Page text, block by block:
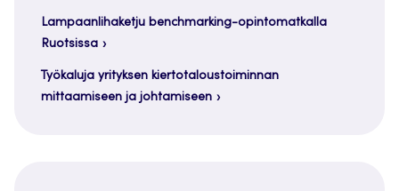
Lampaanlihaketju benchmarking-opintomatkalla
Ruotsissa
Työkaluja yrityksen kiertotaloustoiminnan
mittaamiseen ja johtamiseen